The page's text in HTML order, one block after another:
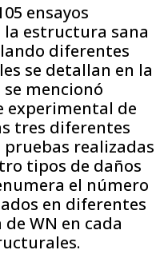
ensayos
la estructura sana
diferentes
se detallan en la
se mencionó
de
tres diferentes
pruebas realizadas
tipos de daños
el número
en diferentes
WN en cada